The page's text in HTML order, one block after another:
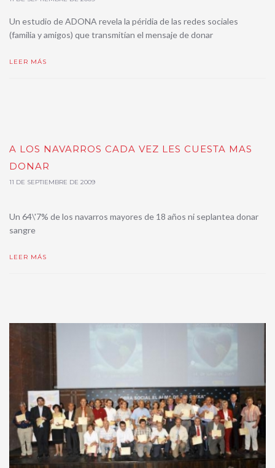
Un estudio de ADONA revela la péridia de las redes sociales
(familia y amigos) que transmitían el mensaje de donar
LEER MÁS
A LOS NAVARROS CADA VEZ LES CUESTA MAS
DONAR
11 DE SEPTIEMBRE DE 2009
Un 64\'7% de los navarros mayores de 18 años ni seplantea donar
sangre
LEER MÁS